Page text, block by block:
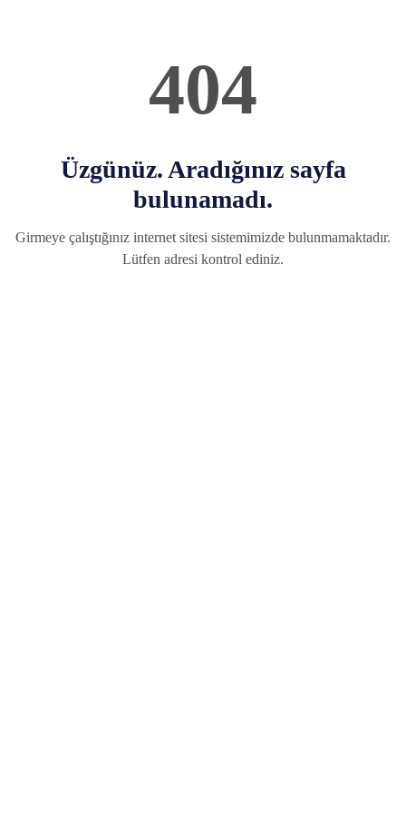
404
Üzgünüz. Aradığınız sayfa
bulunamadı.
Girmeye çalıştığınız internet sitesi sistemimizde bulunmamaktadır.
Lütfen adresi kontrol ediniz.